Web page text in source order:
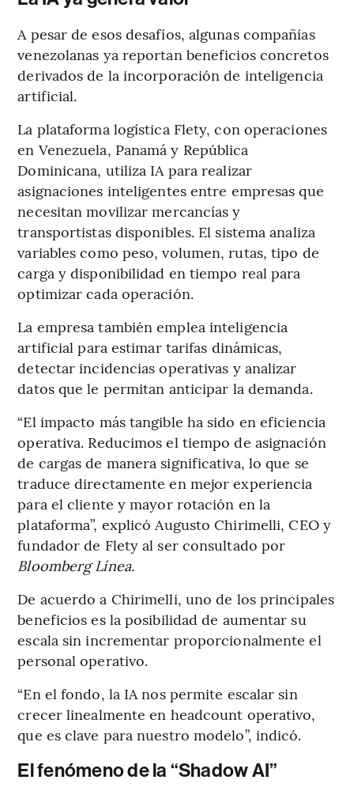
A pesar de esos desafíos, algunas compañías
venezolanas ya reportan beneficios concretos
derivados de la incorporación de inteligencia
artificial.
La plataforma logística Flety, con operaciones
en Venezuela, Panamá y República
Dominicana, utiliza IA para realizar
asignaciones inteligentes entre empresas que
necesitan movilizar mercancías y
transportistas disponibles. El sistema analiza
variables como peso, volumen, rutas, tipo de
carga y disponibilidad en tiempo real para
optimizar cada operación.
La empresa también emplea inteligencia
artificial para estimar tarifas dinámicas,
detectar incidencias operativas y analizar
datos que le permitan anticipar la demanda.
“El impacto más tangible ha sido en eficiencia
operativa. Reducimos el tiempo de asignación
de cargas de manera significativa, lo que se
traduce directamente en mejor experiencia
para el cliente y mayor rotación en la
plataforma”, explicó Augusto Chirimelli, CEO y
fundador de Flety al ser consultado por
Bloomberg Línea.
De acuerdo a Chirimelli, uno de los principales
beneficios es la posibilidad de aumentar su
escala sin incrementar proporcionalmente el
personal operativo.
“En el fondo, la IA nos permite escalar sin
crecer linealmente en headcount operativo,
que es clave para nuestro modelo”, indicó.
El fenómeno de la “Shadow AI”